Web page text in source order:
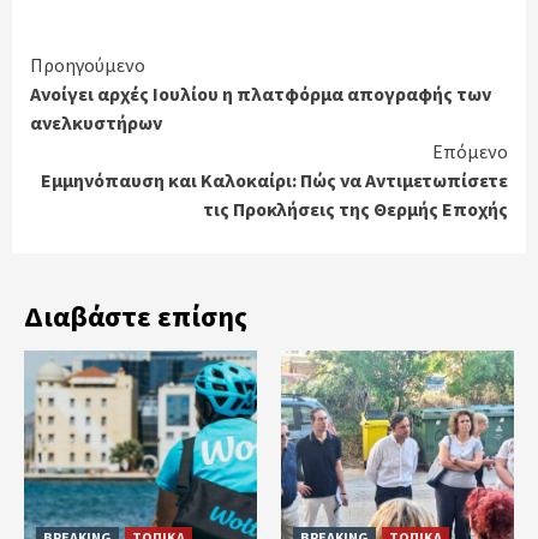
Continue
Reading
Προηγούμενο
Ανοίγει αρχές Ιουλίου η πλατφόρμα απογραφής των
ανελκυστήρων
Επόμενο
Εμμηνόπαυση και Καλοκαίρι: Πώς να Αντιμετωπίσετε
τις Προκλήσεις της Θερμής Εποχής
Διαβάστε επίσης